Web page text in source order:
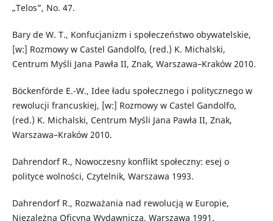
„Telos”, No. 47.
Bary de W. T., Konfucjanizm i społeczeństwo obywatelskie,
[w:] Rozmowy w Castel Gandolfo, (red.) K. Michalski,
Centrum Myśli Jana Pawła II, Znak, Warszawa–Kraków 2010.
Böckenförde E.-W., Idee ładu społecznego i politycznego w
rewolucji francuskiej, [w:] Rozmowy w Castel Gandolfo,
(red.) K. Michalski, Centrum Myśli Jana Pawła II, Znak,
Warszawa–Kraków 2010.
Dahrendorf R., Nowoczesny konflikt społeczny: esej o
polityce wolności, Czytelnik, Warszawa 1993.
Dahrendorf R., Rozważania nad rewolucją w Europie,
Niezależna Oficyna Wydawnicza, Warszawa 1991.